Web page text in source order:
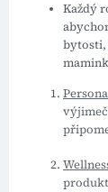
Každý
bytosti,